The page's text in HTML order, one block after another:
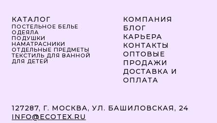
КАТАЛОГ
ПОСТЕЛЬНОЕ БЕЛЬЕ
ОДЕЯЛА
ПОДУШКИ
НАМАТРАСНИКИ
ОТДЕЛЬНЫЕ ПРЕДМЕТЫ
ТЕКСТИЛЬ ДЛЯ ВАННОЙ
ДЛЯ ДЕТЕЙ
КОМПАНИЯ
БЛОГ
КАРЬЕРА
КОНТАКТЫ
ОПТОВЫЕ
ПРОДАЖИ
ДОСТАВКА И
ОПЛАТА
127287, Г. МОСКВА, УЛ. БАШИЛОВСКАЯ, 24
INFO@ECOTEX.RU